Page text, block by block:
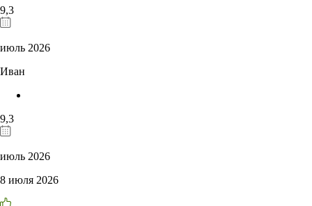
9,3
июль 2026
Иван
9,3
июль 2026
8 июля 2026